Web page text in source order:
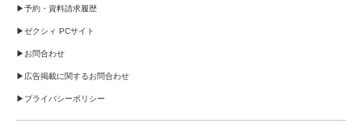
予約・資料請求履歴
ゼクシィ PCサイト
お問合わせ
広告掲載に関するお問合わせ
プライバシーポリシー